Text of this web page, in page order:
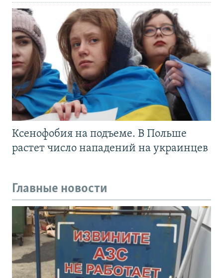
Ксенофобия на подъеме. В Польше
растет число нападений на украинцев
Главные новости